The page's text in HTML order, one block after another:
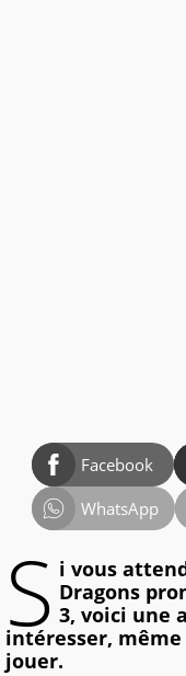
Facebook
WhatsApp
S i vous
Dragons
3, voici une
intéresser,
jouer.